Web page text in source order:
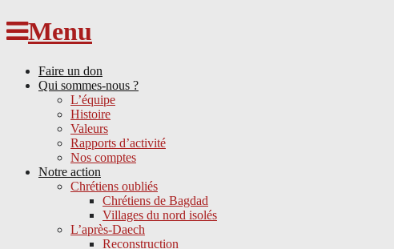
Skip
to
content
Menu
Faire un don
Qui sommes-nous ?
L’équipe
Histoire
Valeurs
Rapports d’activité
Nos comptes
Notre action
Chrétiens oubliés
Chrétiens de Bagdad
Villages du nord isolés
L’après-Daech
Reconstruction